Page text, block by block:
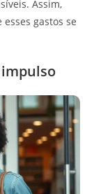
Assim,
gastos se